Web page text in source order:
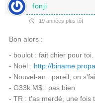
fonji
19 années plus tôt
Bon alors :
- boulot : fait chier pour toi.
- Noël : http://
- Nouvel-an : pareil, on
- G33k M$ : pas bien
- TR : t'as merdé, une fois